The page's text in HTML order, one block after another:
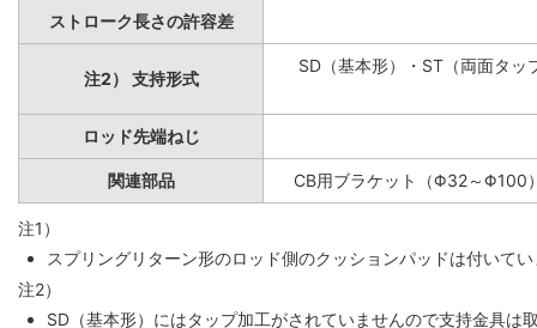
ストローク長さの許容差
注2） 支持形式
SD（基本形）・ST（両面タッ
ロッド先端ねじ
関連部品 CB用ブラケット（Φ32～Φ100
注1）
スプリングリターン形のロッド側のクッションパッドは付い
注2）
SD（基本形）にはタップ加工がされていませんので支持金具は